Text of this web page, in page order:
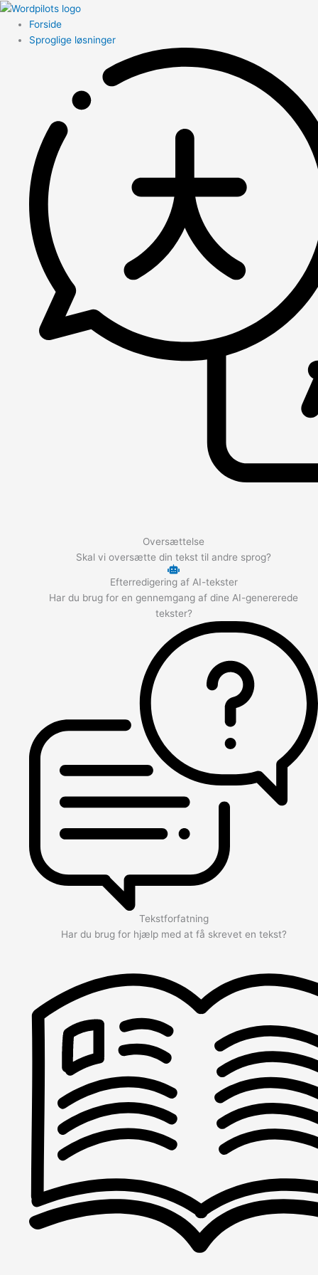
Forside
Sproglige løsninger
Oversættelse
Skal vi oversætte din tekst til andre sprog?
Efterredigering af AI-tekster
Har du brug for en gennemgang af dine AI-genererede
tekster?
Tekstforfatning
Har du brug for hjælp med at få skrevet en tekst?